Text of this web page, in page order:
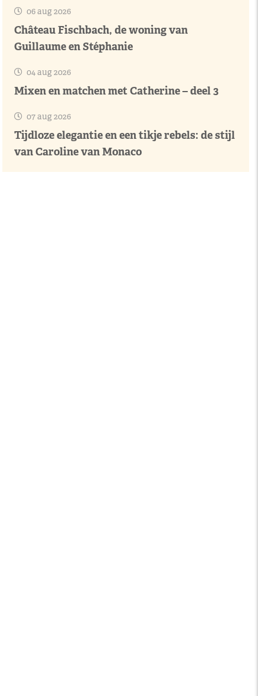
06 aug 2026
Château Fischbach, de woning van
Guillaume en Stéphanie
04 aug 2026
Mixen en matchen met Catherine – deel 3
07 aug 2026
Tijdloze elegantie en een tikje rebels: de stijl
van Caroline van Monaco